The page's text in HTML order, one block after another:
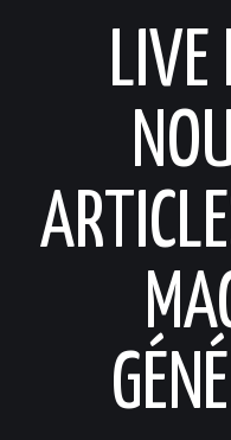
LIVE